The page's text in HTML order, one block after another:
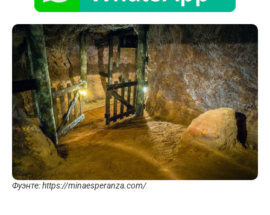
Фуэнте: https://minaesperanza.com/